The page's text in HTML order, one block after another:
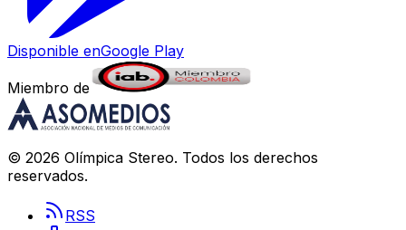
Disponible enGoogle Play
Miembro de
© 2026 Olímpica Stereo. Todos los derechos
reservados.
RSS